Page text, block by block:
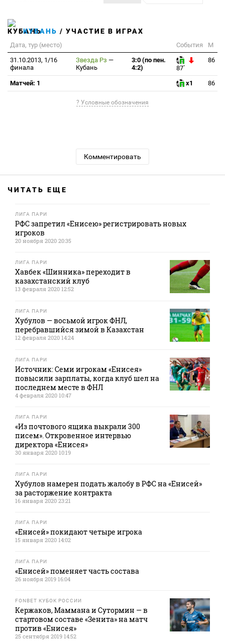
КУБАНЬ / УЧАСТИЕ В ИГРАХ
Дата, тур (место) События
М
31.10.2013, 1/16
финала
Звезда Рз —
Кубань
3:0 (по пен.
4:2)
87`
86
Матчей: 1 x1 86
? Условные обозначения
Комментировать
ЧИТАТЬ ЕЩЕ
ЛИГА ПАРИ
РФС запретил «Енисею» регистрировать новых
игроков
20 ноября 2020 20:35
ЛИГА ПАРИ
Хавбек «Шинника» переходит в
казахстанский клуб
13 февраля 2020 12:52
ЛИГА ПАРИ
Хубулов — восьмой игрок ФНЛ,
перебравшийся зимой в Казахстан
12 февраля 2020 14:24
ЛИГА ПАРИ
Источник: Семи игрокам «Енисея»
повысили зарплаты, когда клуб шел на
последнем месте в ФНЛ
4 февраля 2020 10:47
ЛИГА ПАРИ
«Из почтового ящика выкрали 300
писем». Откровенное интервью
директора «Енисея»
30 января 2020 10:19
ЛИГА ПАРИ
Хубулов намерен подать жалобу в РФС на «Енисей»
за расторжение контракта
16 января 2020 23:21
ЛИГА ПАРИ
«Енисей» покидают четыре игрока
15 января 2020 14:02
ЛИГА ПАРИ
«Енисей» поменяет часть состава
26 ноября 2019 16:04
FONBET КУБОК РОССИИ
Кержаков, Маммана и Сутормин — в
стартовом составе «Зенита» на матч
против «Енисея»
25 сентября 2019 14:52